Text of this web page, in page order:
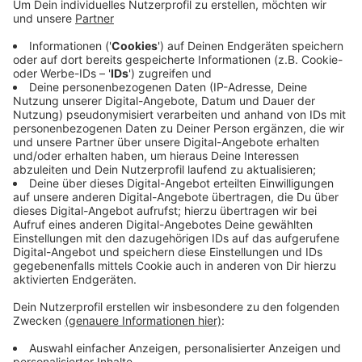
Anzeige
Die Eule war gestern Abend auf dem Hausdach in das
Kaminrohr geraten und bis in den Ofen gerutscht. Der
befreite Vogel wurde anschließend in eine Klever
Tierklinik gebracht, wo man sich weiter um ihn
kümmert.
Anzeige
Anzeige